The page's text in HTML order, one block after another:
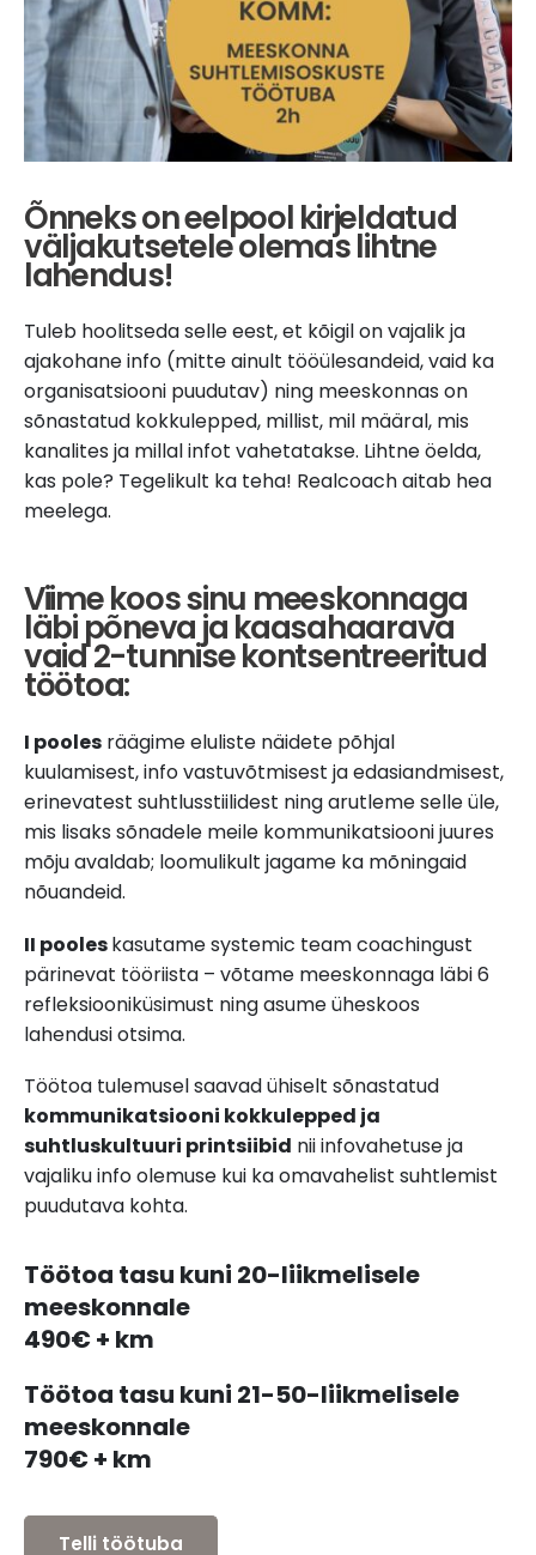
Õnneks on eelpool kirjeldatud
väljakutsetele olemas lihtne
lahendus!
Tuleb hoolitseda selle eest, et kõigil on vajalik ja
ajakohane info (mitte ainult tööülesandeid, vaid ka
organisatsiooni puudutav) ning meeskonnas on
sõnastatud kokkulepped, millist, mil määral, mis
kanalites ja millal infot vahetatakse. Lihtne öelda,
kas pole? Tegelikult ka teha! Realcoach aitab hea
meelega.
Viime koos sinu meeskonnaga
läbi põneva ja kaasahaarava
vaid 2-tunnise kontsentreeritud
töötoa:
I pooles räägime eluliste näidete põhjal
kuulamisest, info vastuvõtmisest ja edasiandmisest,
erinevatest suhtlusstiilidest ning arutleme selle üle,
mis lisaks sõnadele meile kommunikatsiooni juures
mõju avaldab; loomulikult jagame ka mõningaid
nõuandeid.
II pooleskasutame systemic team coachingust
pärinevat tööriista – võtame meeskonnaga läbi 6
refleksiooniküsimust ning asume üheskoos
lahendusi otsima.
Töötoa tulemusel saavad ühiselt sõnastatud
kommunikatsiooni kokkulepped ja
suhtluskultuuri printsiibid nii infovahetuse ja
vajaliku info olemuse kui ka omavahelist suhtlemist
puudutava kohta.
Töötoa tasu kuni 20-liikmelisele
meeskonnale
490€ + km
Töötoa tasu kuni 21-50-liikmelisele
meeskonnale
790€ + km
Telli töötuba